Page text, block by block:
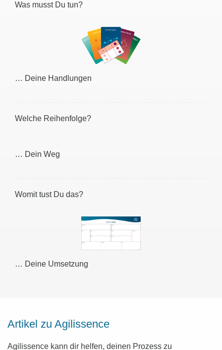
Was musst Du tun?
… Deine Handlungen
Welche Reihenfolge?
… Dein Weg
Womit tust Du das?
… Deine Umsetzung
Artikel zu Agilissence
Agilissence kann dir helfen, deinen Prozess zu